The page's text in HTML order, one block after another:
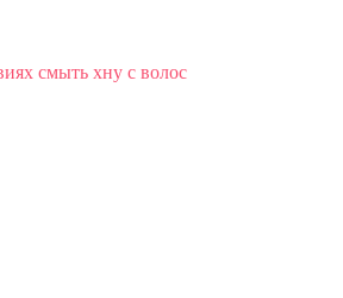
смыть хну с волос